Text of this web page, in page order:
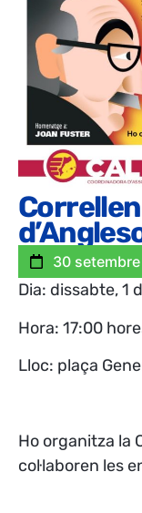
30
Dia: dissabte, 1
Hora: 17:00
Lloc: plaça
Ho organitza la
col·laboren les